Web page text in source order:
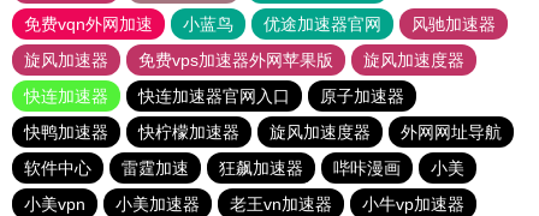
免费vqn外网加速
小蓝鸟 优途加速器官网
风驰加速器
旋风加速器
免费vps加速器外网苹果版
旋风加速度器
快连加速器
快连加速器官网入口
原子加速器
快鸭加速器
快柠檬加速器 旋风加速度器
外网网址导航
软件中心
雷霆加速 狂飙加速器 哔咔漫画
小美
小美vpn
小美加速器 老王vn加速器
小牛vp加速器